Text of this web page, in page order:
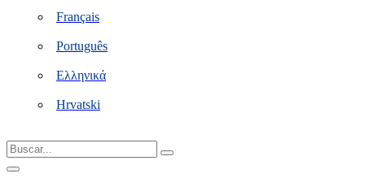
Français
Português
Ελληνικά
Hrvatski
Buscar...